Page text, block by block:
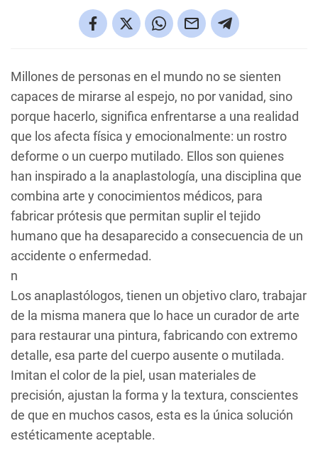
Millones de personas en el mundo no se sienten
capaces de mirarse al espejo, no por vanidad, sino
porque hacerlo, significa enfrentarse a una realidad
que los afecta física y emocionalmente: un rostro
deforme o un cuerpo mutilado. Ellos son quienes
han inspirado a la anaplastología, una disciplina que
combina arte y conocimientos médicos, para
fabricar prótesis que permitan suplir el tejido
humano que ha desaparecido a consecuencia de un
accidente o enfermedad.
n
Los anaplastólogos, tienen un objetivo claro, trabajar
de la misma manera que lo hace un curador de arte
para restaurar una pintura, fabricando con extremo
detalle, esa parte del cuerpo ausente o mutilada.
Imitan el color de la piel, usan materiales de
precisión, ajustan la forma y la textura, conscientes
de que en muchos casos, esta es la única solución
estéticamente aceptable.